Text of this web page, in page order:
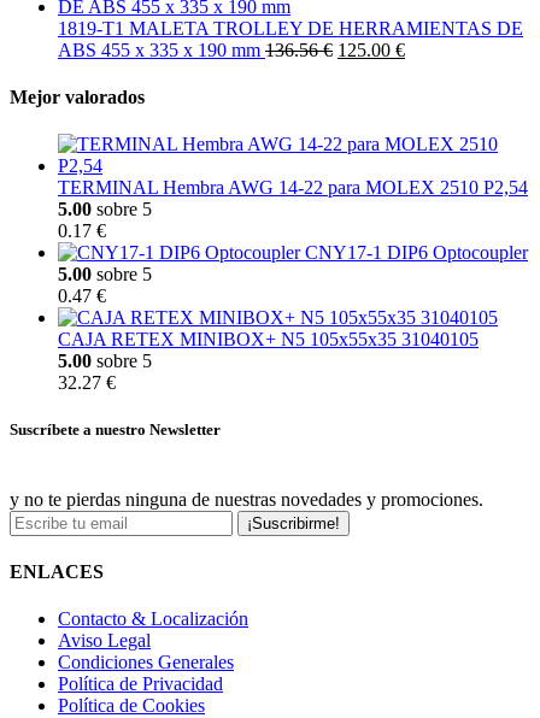
1819-T1 MALETA TROLLEY DE HERRAMIENTAS DE
ABS 455 x 335 x 190 mm 136.56 € 125.00 €
Mejor valorados
TERMINAL Hembra AWG 14-22 para MOLEX 2510 P2,54
5.00 sobre 5
0.17 €
CNY17-1 DIP6 Optocoupler
5.00 sobre 5
0.47 €
CAJA RETEX MINIBOX+ N5 105x55x35 31040105
5.00 sobre 5
32.27 €
Suscríbete a nuestro Newsletter
y no te pierdas ninguna de nuestras novedades y promociones.
¡Suscribirme!
ENLACES
Contacto & Localización
Aviso Legal
Condiciones Generales
Política de Privacidad
Política de Cookies